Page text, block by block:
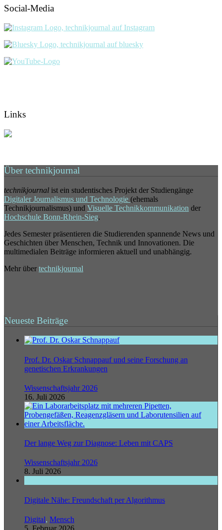
Social-Media
Links
Über technikjournal
technikjournal ist ein studentisches Projekt der Studiengänge
Digitaler Journalismus und Technologie (ehemals
Technikjournalismus) und Visuelle Technikkommunikation der
Hochschule Bonn-Rhein-Sieg.
Jedes Semester präsentieren die Studierenden spannende News und
Geschichten über Menschen, Technik und Innovationen. Die
multimedialen Beiträge informieren aktuell und unabhängig.
Mehr über technikjournal
Neueste Beiträge
Prof. Dr. Oskar Schnappauf und seine Forschung an
genetischen Erkrankungen
Wissenschaftsjahr 2026
16. Juli 2026
Der lange Weg zur Diagnose: Leben mit CAPS
Wissenschaftsjahr 2026
8. Juli 2026
Digitale Nähe: Freundschaft per Algorithmus
Digital, Mensch
5. Februar 2026